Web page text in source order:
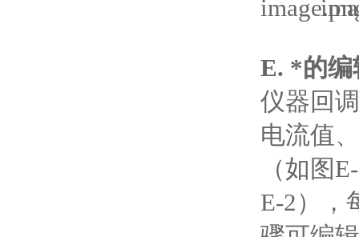
E. *的编
仪器回
电流值
（如图
E-2），